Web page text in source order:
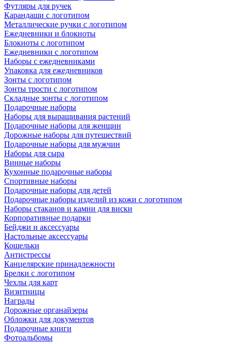
Футляры для ручек
Карандаши с логотипом
Металлические ручки с логотипом
Ежедневники и блокноты
Блокноты с логотипом
Ежедневники с логотипом
Наборы с ежедневниками
Упаковка для ежедневников
Зонты с логотипом
Зонты трости с логотипом
Складные зонты с логотипом
Подарочные наборы
Наборы для выращивания растений
Подарочные наборы для женщин
Дорожные наборы для путешествий
Подарочные наборы для мужчин
Наборы для сыра
Винные наборы
Кухонные подарочные наборы
Спортивные наборы
Подарочные наборы для детей
Подарочные наборы изделий из кожи с логотипом
Наборы стаканов и камни для виски
Корпоративные подарки
Бейджи и аксессуары
Настольные аксессуары
Кошельки
Антистрессы
Канцелярские принадлежности
Брелки с логотипом
Чехлы для карт
Визитницы
Награды
Дорожные органайзеры
Обложки для документов
Подарочные книги
Фотоальбомы